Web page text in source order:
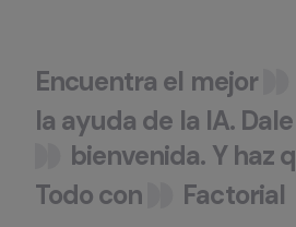
Encuentra el mejor
la ayuda de la IA. Dale
bienvenida. Y haz
Todocon Factorial